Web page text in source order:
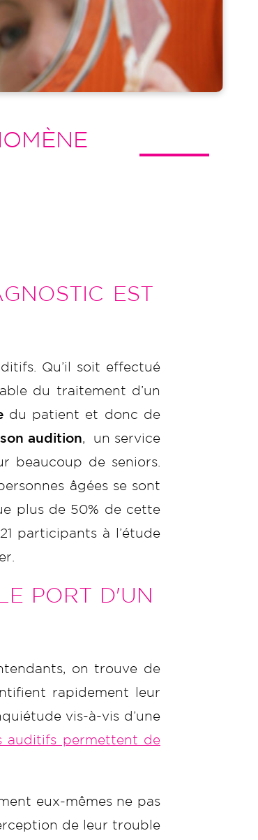
EST
Qu’il soit effectué
du traitement d’un
du patient et donc de
audition, un service
beaucoup de seniors.
âgées se sont
plus de 50% de cette
participants à l’étude
PORT D'UN
on trouve de
rapidement leur
vis-à-vis d’une
auditifs permettent de
eux-mêmes ne pas
de leur trouble